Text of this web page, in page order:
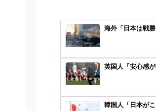
海外「日本は戦
英国人「安心感
韓国人「日本が